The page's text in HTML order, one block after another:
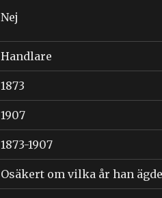
Nej
Handlare
1873
1907
1873-1907
Osäkert om vilka år han